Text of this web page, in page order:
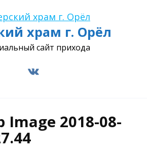
храм г. Орёл
сайт прихода
Image 2018-08-